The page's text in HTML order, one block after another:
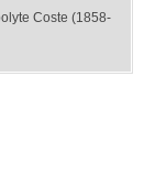
Coste (1858-